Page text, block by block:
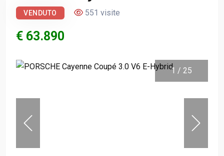
VENDUTO 551 visite
€ 63.890
1 / 25